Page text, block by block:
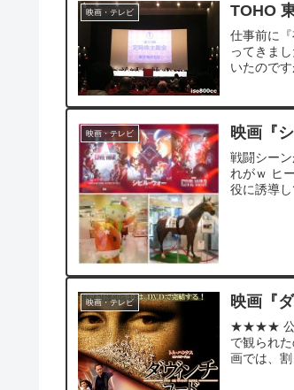
映画・テレビ TOHO
仕事前に
ってきま
いたので
映画・テレビ 映画『
戦闘シー
れがｗ ヒ
役に誘導
映画・テレビ 映画『
★★★★ 公開
で観られ
画では、